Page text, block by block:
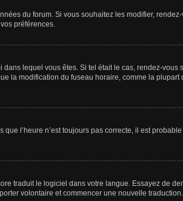
du forum. Si vous souhaitez les modifier,
préférences.
lequel vous êtes. Si tel était le cas, rendez-
la modification du fuseau horaire, comme la plupart
l’heure n’est toujours pas correcte, il est
traduit le logiciel dans votre langue. Essayez de
volontaire et commencer une nouvelle